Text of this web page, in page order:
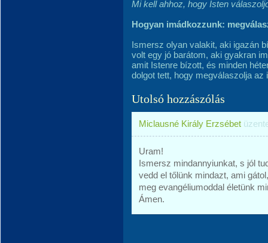
Mi kell ahhoz, hogy Isten
Hogyan imádkozzunk:
Ismersz olyan valakit, aki igazán
volt egy jó barátom, aki gyakran
amit Istenre bízott, és minden
dolgot tett, hogy megválaszolja az
Utolsó hozzászólás
Miclausné Király Erzsébet
Uram!
Ismersz mindannyiunkat, s jól
vedd el tőlünk mindazt, ami
meg evangéliumoddal életünk
Ámen.